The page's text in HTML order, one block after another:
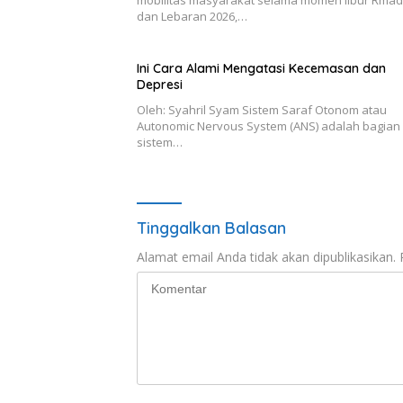
dan Lebaran 2026,…
Ini Cara Alami Mengatasi Kecemasan dan
Depresi
Oleh: Syahril Syam Sistem Saraf Otonom atau
Autonomic Nervous System (ANS) adalah
sistem…
Tinggalkan Balasan
Alamat email Anda tidak akan dipublikasikan.